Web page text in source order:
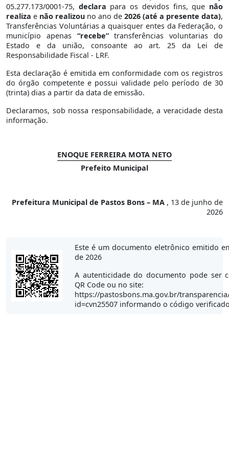
05.277.173/0001-75, declara para os devidos fins, que não
realiza e não realizou no ano de 2026 (até a presente data),
Transferências Voluntárias a quaisquer entes da Federação, o
município apenas “recebe”transferências voluntarias do
Estado e da união, consoante ao art. 25 da Lei de
Responsabilidade Fiscal - LRF.
Esta declaração é emitida em conformidade com os registros
do órgão competente e possui validade pelo período de 30
(trinta) dias a partir da data de emissão.
Declaramos, sob nossa responsabilidade, a veracidade desta
informação.
ENOQUE FERREIRA MOTA NETO
Prefeito Municipal
Prefeitura Municipal de Pastos Bons – MA , 13 de junho de
2026
Este é um documento eletrônico emitido
de 2026
A autenticidade do documento pode ser
QR Code ou no site:
https://pastosbons.ma.gov.br/
id=cvn25507 informando o código